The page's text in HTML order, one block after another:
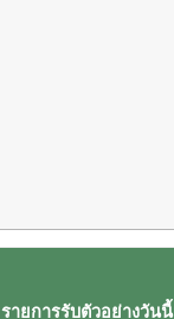
รายการรับตัวอย่างวันนี้